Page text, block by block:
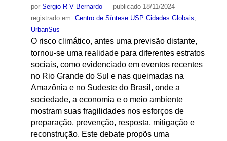
por Sergio R V Bernardo — publicado18/11/2024 —
registrado em: Centro de Síntese USP Cidades Globais,
UrbanSus
O risco climático, antes uma previsão distante,
tornou-se uma realidade para diferentes estratos
sociais, como evidenciado em eventos recentes
no Rio Grande do Sul e nas queimadas na
Amazônia e no Sudeste do Brasil, onde a
sociedade, a economia e o meio ambiente
mostram suas fragilidades nos esforços de
preparação, prevenção, resposta, mitigação e
reconstrução. Este debate propõs uma